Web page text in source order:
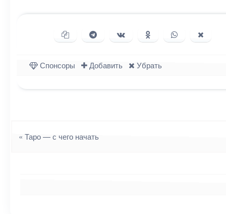
Копировать ссылкуПоделиться в Telegram
Поделиться ВКонтакте
Поделиться вПоделиться
Спонсоры Добавить Убрать
« Таро — с чего начать